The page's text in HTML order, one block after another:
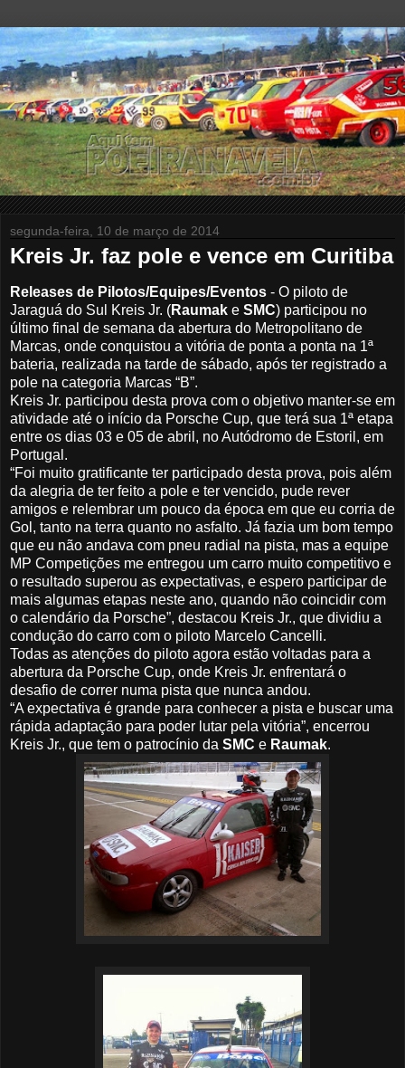
segunda-feira, 10 de março de 2014
Kreis Jr. faz pole e vence em Curitiba
Releases de Pilotos/Equipes/Eventos - O piloto de
Jaraguá do Sul Kreis Jr. (Raumak e SMC) participou no
último final de semana da abertura do Metropolitano de
Marcas, onde conquistou a vitória de ponta a ponta na 1ª
bateria, realizada na tarde de sábado, após ter registrado a
pole na categoria Marcas “B”.
Kreis Jr. participou desta prova com o objetivo manter-se em
atividade até o início da Porsche Cup, que terá sua 1ª etapa
entre os dias 03 e 05 de abril, no Autódromo de Estoril, em
Portugal.
“Foi muito gratificante ter participado desta prova, pois além
da alegria de ter feito a pole e ter vencido, pude rever
amigos e relembrar um pouco da época em que eu corria de
Gol, tanto na terra quanto no asfalto. Já fazia um bom tempo
que eu não andava com pneu radial na pista, mas a equipe
MP Competições me entregou um carro muito competitivo e
o resultado superou as expectativas, e espero participar de
mais algumas etapas neste ano, quando não coincidir com
o calendário da Porsche”, destacou Kreis Jr., que dividiu a
condução do carro com o piloto Marcelo Cancelli.
Todas as atenções do piloto agora estão voltadas para a
abertura da Porsche Cup, onde Kreis Jr. enfrentará o
desafio de correr numa pista que nunca andou.
“A expectativa é grande para conhecer a pista e buscar uma
rápida adaptação para poder lutar pela vitória”, encerrou
Kreis Jr., que tem o patrocínio da SMC e Raumak.